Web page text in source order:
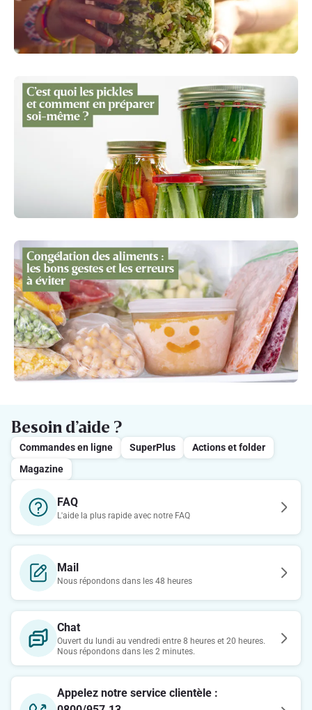
Besoin d’aide ?
Commandes en ligne SuperPlus
Actions et folder
Magazine
FAQ
L'aide la plus rapide avec notre FAQ
Mail
Nous répondons dans les 48 heures
Chat
Ouvert du lundi au vendredi entre 8 heures et 20 heures.
Nous répondons dans les 2 minutes.
Appelez notre service clientèle :